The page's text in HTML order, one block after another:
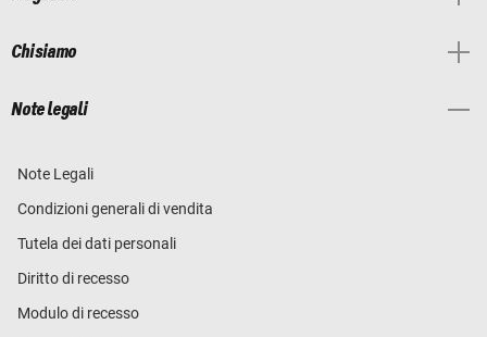
Chi siamo
Note legali
Note Legali
Condizioni generali di vendita
Tutela dei dati personali
Diritto di recesso
Modulo di recesso